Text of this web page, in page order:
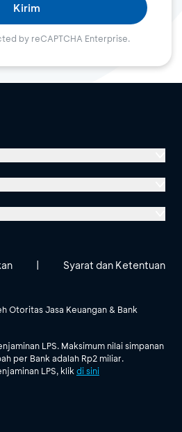
Kirim
by reCAPTCHA Enterprise.
Otoritas Jasa Keuangan & Bank
LPS. Maksimum nilai simpanan
per Bank adalah Rp2 miliar.
LPS, klik di sini
| Syarat dan Ketentuan